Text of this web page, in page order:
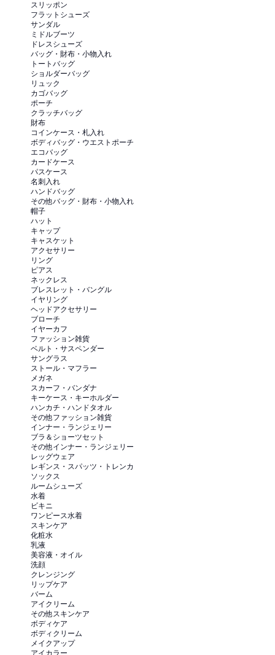
スリッポン
フラットシューズ
サンダル
ミドルブーツ
ドレスシューズ
バッグ・財布・小物入れ
トートバッグ
ショルダーバッグ
リュック
カゴバッグ
ポーチ
クラッチバッグ
財布
コインケース・札入れ
ボディバッグ・ウエストポーチ
エコバッグ
カードケース
パスケース
名刺入れ
ハンドバッグ
その他バッグ・財布・小物入れ
帽子
ハット
キャップ
キャスケット
アクセサリー
リング
ピアス
ネックレス
ブレスレット・バングル
イヤリング
ヘッドアクセサリー
ブローチ
イヤーカフ
ファッション雑貨
ベルト・サスペンダー
サングラス
ストール・マフラー
メガネ
スカーフ・バンダナ
キーケース・キーホルダー
ハンカチ・ハンドタオル
その他ファッション雑貨
インナー・ランジェリー
ブラ＆ショーツセット
その他インナー・ランジェリー
レッグウェア
レギンス・スパッツ・トレンカ
ソックス
ルームシューズ
水着
ビキニ
ワンピース水着
スキンケア
化粧水
乳液
美容液・オイル
洗顔
クレンジング
リップケア
バーム
アイクリーム
その他スキンケア
ボディケア
ボディクリーム
メイクアップ
アイカラー